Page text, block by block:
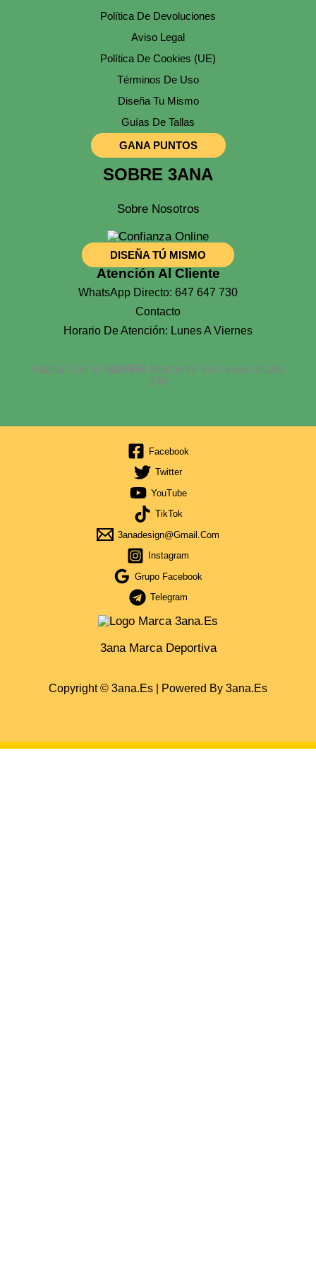
De
Producto
Política De Devoluciones
Aviso Legal
Política De Cookies (UE)
Términos De Uso
Diseña Tu Mismo
Guías De Tallas
GANA PUNTOS
SOBRE 3ANA
Sobre Nosotros
DISEÑA TÚ MISMO
Atención Al Cliente
WhatsApp Directo: 647 647 730
Contacto
Horario De Atención: Lunes A Viernes
Habla Con El SUPERAsistente En Linea Gratis
24h
Facebook
Twitter
YouTube
TikTok
3anadesign@gmail.com
Instagram
Grupo Facebook
Telegram
3ana Marca Deportiva
Copyright © 3ana.es | Powered By 3ana.es